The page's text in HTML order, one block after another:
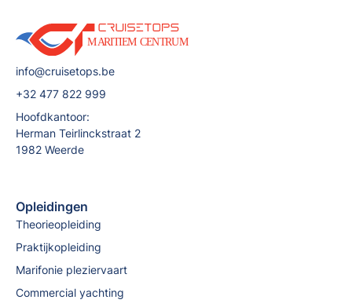
info@cruisetops.be
+32 477 822 999
Hoofdkantoor:
Herman Teirlinckstraat 2
1982 Weerde
Opleidingen
Theorieopleiding
Praktijkopleiding
Marifonie pleziervaart
Commercial yachting